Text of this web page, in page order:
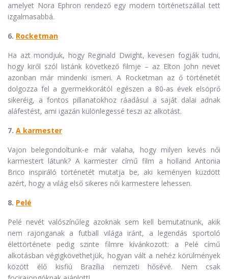
amelyet Nora Ephron rendező egy modern történetszállal tett
izgalmasabbá.
6. Rocketman
Ha azt mondjuk, hogy Reginald Dwight, kevesen fogják tudni,
hogy kiről szól listánk következő filmje – az Elton John nevet
azonban már mindenki ismeri. A Rocketman az ő történetét
dolgozza fel a gyermekkorától egészen a 80-as évek elsöprő
sikeréig, a fontos pillanatokhoz ráadásul a saját dalai adnak
aláfestést, ami igazán különlegessé teszi az alkotást.
7. A karmester
Vajon belegondoltunk-e már valaha, hogy milyen kevés női
karmestert látunk? A karmester című film a holland Antonia
Brico inspiráló történetét mutatja be, aki keményen küzdött
azért, hogy a világ első sikeres női karmestere lehessen.
8. Pelé
Pelé nevét valószínűleg azoknak sem kell bemutatnunk, akik
nem rajonganak a futball világa iránt, a legendás sportoló
élettörténete pedig szinte filmre kívánkozott: a Pelé című
alkotásban végigkövethetjük, hogyan vált a nehéz körülmények
között élő kisfiú Brazília nemzeti hősévé. Nem csak